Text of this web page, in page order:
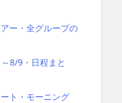
ー・全グループの
8/9・日程まと
ト・モーニング